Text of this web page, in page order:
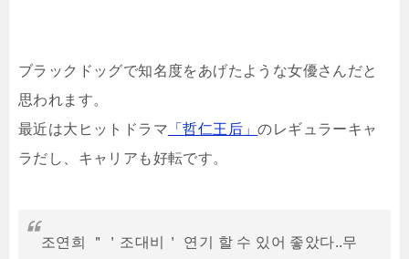
ブラックドッグで知名度をあげたような女優さんだと
思われます。
最近は大ヒットドラマ 「哲仁王后」のレギュラーキャ
ラだし、キャリアも好転です。
조연희 ＂＇조대비＇ 연기 할 수 있어 좋았다..무